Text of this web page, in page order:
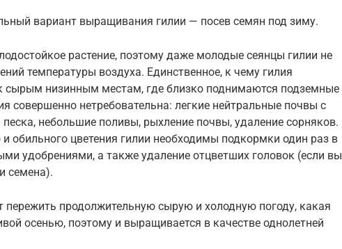
вариант выращивания гилии — посев семян под зиму.
растение, поэтому даже молодые сеянцы гилии не
температуры воздуха. Единственное, к чему гилия
сырым низинным местам, где близко поднимаются подземные
совершенно нетребовательна: легкие нейтральные почвы с
небольшие поливы, рыхление почвы, удаление сорняков.
обильного цветения гилии необходимы подкормки один раз в
удобрениями, а также удаление отцветших головок (если вы
семена).
продолжительную сырую и холодную погоду, какая
осенью, поэтому и выращивается в качестве однолетней